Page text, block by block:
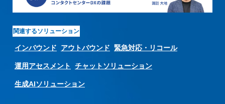
関連するソリューション
インバウンド アウトバウンド 緊急対応・リコール
運用アセスメント チャットソリューション
生成AIソリューション